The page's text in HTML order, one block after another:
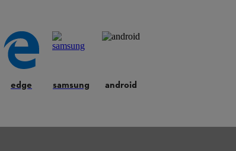
edge samsung android